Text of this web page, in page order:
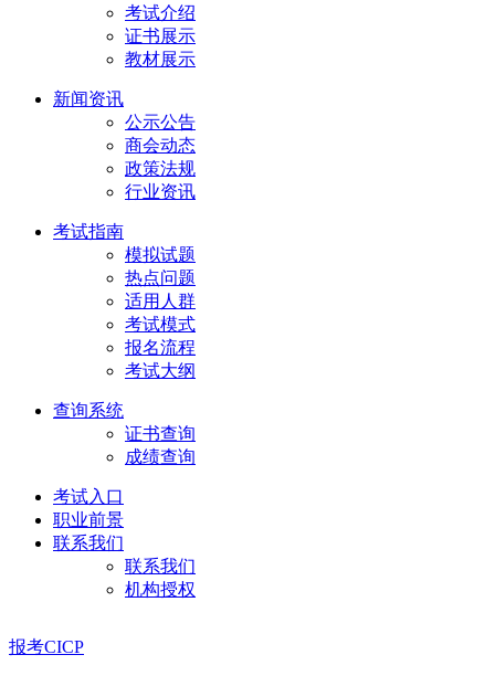
考试介绍
证书展示
教材展示
新闻资讯
公示公告
商会动态
政策法规
行业资讯
考试指南
模拟试题
热点问题
适用人群
考试模式
报名流程
考试大纲
查询系统
证书查询
成绩查询
考试入口
职业前景
联系我们
联系我们
机构授权
报考CICP